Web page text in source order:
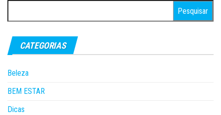
por:
CATEGORIAS
Beleza
BEM ESTAR
Dicas